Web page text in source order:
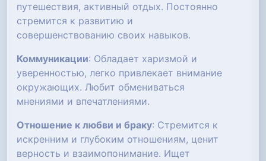
путешествия, активный отдых. Постоянно
стремится к развитию и
совершенствованию своих навыков.
Коммуникации: Обладает харизмой и
уверенностью, легко привлекает внимание
окружающих. Любит обмениваться
мнениями и впечатлениями.
Отношение к любви и браку: Стремится к
искренним и глубоким отношениям, ценит
верность и взаимопонимание. Ищет